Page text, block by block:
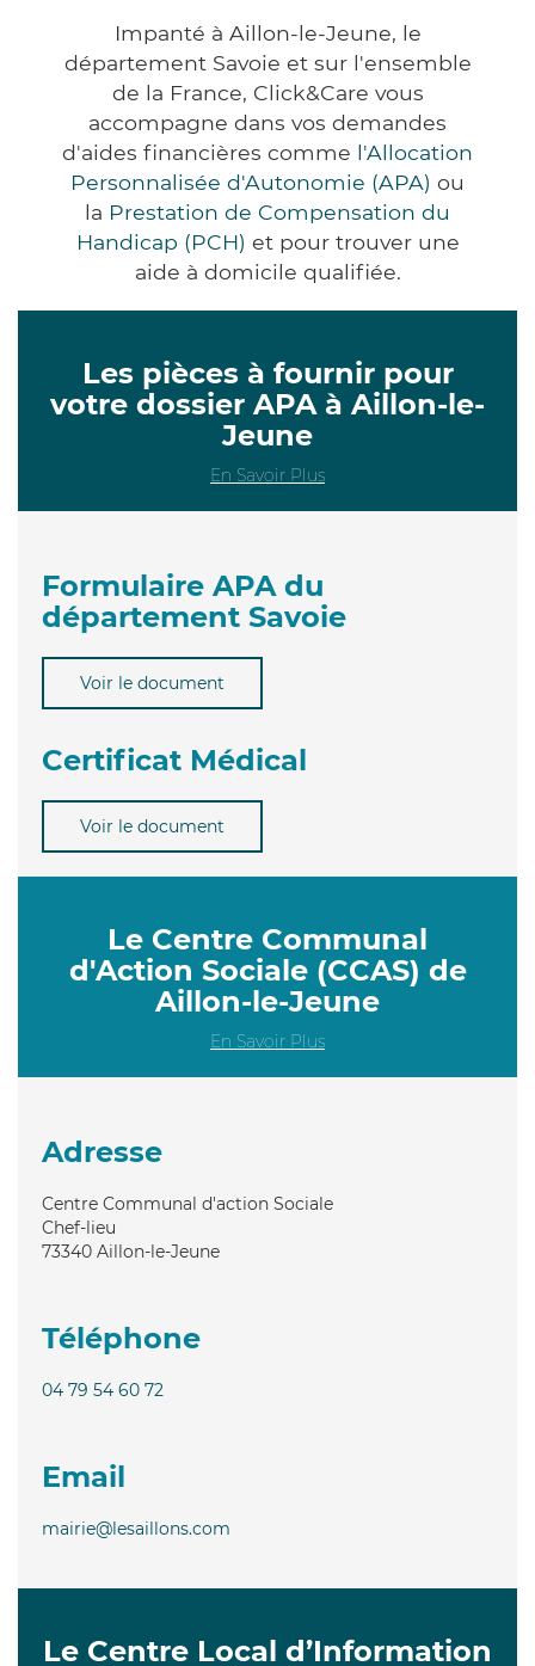
Impanté à Aillon-le-Jeune, le
département Savoie et sur l'ensemble
de la France, Click&Care vous
accompagne dans vos demandes
d'aides financières comme l'Allocation
Personnalisée d'Autonomie (APA) ou
la Prestation de Compensation du
Handicap (PCH) et pour trouver une
aide à domicile qualifiée.
Les pièces à fournir pour
votre dossier APA à Aillon-le-
Jeune
En Savoir Plus
Formulaire APA du
département Savoie
Voir le document
Certificat Médical
Voir le document
Le Centre Communal
d'Action Sociale (CCAS) de
Aillon-le-Jeune
En Savoir Plus
Adresse
Centre Communal d'action Sociale
Chef-lieu
73340 Aillon-le-Jeune
Téléphone
04 79 54 60 72
Email
mairie@lesaillons.com
Le Centre Local d’Information